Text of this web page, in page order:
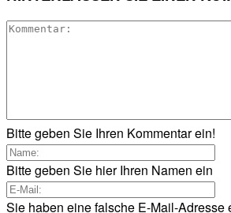
Bitte geben Sie Ihren Kommentar ein!
Bitte geben Sie hier Ihren Namen ein
Sie haben eine falsche E-Mail-Adresse